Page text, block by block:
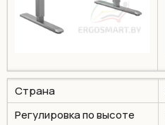
Страна
Регулировка по высоте